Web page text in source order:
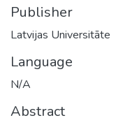
Publisher
Latvijas Universitāte
Language
N/A
Abstract